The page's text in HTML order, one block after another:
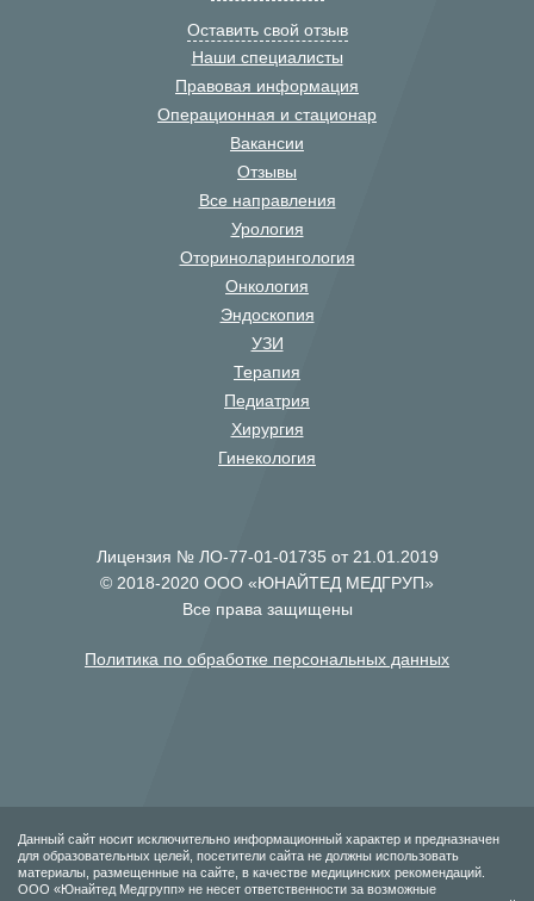
Оставить свой отзыв
Наши специалисты
Правовая информация
Операционная и стационар
Вакансии
Отзывы
Все направления
Урология
Оториноларингология
Онкология
Эндоскопия
УЗИ
Терапия
Педиатрия
Хирургия
Гинекология
Лицензия № ЛО-77-01-01735 от 21.01.2019
© 2018-2020 ООО «ЮНАЙТЕД МЕДГРУП»
Все права защищены
Политика по обработке персональных данных
Данный сайт носит исключительно информационный характер и предназначен
для образовательных целей, посетители сайта не должны использовать
материалы, размещенные на сайте, в качестве медицинских рекомендаций.
ООО «Юнайтед Медгрупп» не несет ответственности за возможные